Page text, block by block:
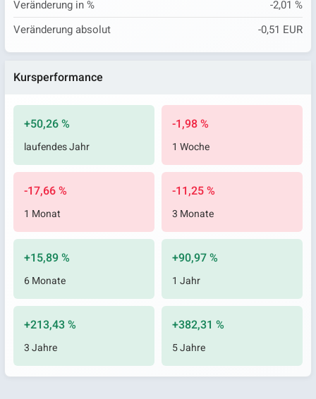
Veränderung in %
-2,01 %
Veränderung absolut
-0,51 EUR
Kursperformance
+50,26 %
laufendes Jahr
-1,98 %
1 Woche
-17,66 %
1 Monat
-11,25 %
3 Monate
+15,89 %
6 Monate
+90,97 %
1 Jahr
+213,43 %
3 Jahre
+382,31 %
5 Jahre